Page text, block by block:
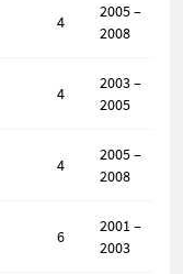
4
2005 –
2008
4
2003 –
2005
4
2005 –
2008
6
2001 –
2003